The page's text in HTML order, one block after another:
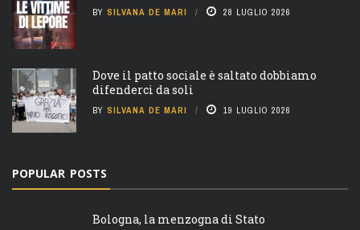
BY SILVANA DE MARI 28 LUGLIO 2026
Dove il patto sociale è saltato dobbiamo
difenderci da soli
BY SILVANA DE MARI 19 LUGLIO 2026
POPULAR POSTS
Bologna, la menzogna di Stato